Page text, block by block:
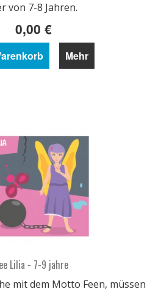
von 7-8 Jahren.
0,00 €
Mehr
Lilia - 7-9 jahre
mit dem Motto Feen, müssen